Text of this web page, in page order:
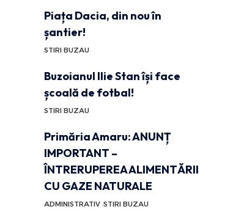
Piața Dacia, din nou în
șantier!
STIRI BUZAU
Buzoianul Ilie Stan își face
școală de fotbal!
STIRI BUZAU
Primăria Amaru: ANUNȚ
IMPORTANT –
ÎNTRERUPEREA ALIMENTĂRII
CU GAZE NATURALE
ADMINISTRATIV STIRI BUZAU